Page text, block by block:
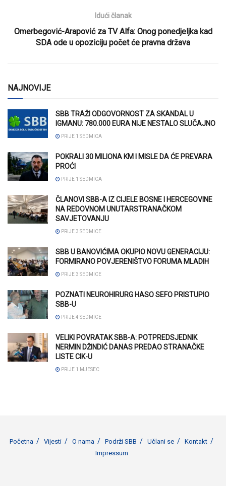
Idući članak
Omerbegović-Arapović za TV Alfa: Onog ponedjeljka kad
SDA ode u opoziciju počet će pravna država
NAJNOVIJE
SBB TRAŽI ODGOVORNOST ZA SKANDAL U
IGMANU: 780.000 EURA NIJE NESTALO SLUČAJNO
PRIJE 1 SEDMICA
POKRALI 30 MILIONA KM I MISLE DA ĆE PREVARA
PROĆI
PRIJE 1 SEDMICA
ČLANOVI SBB-A IZ CIJELE BOSNE I HERCEGOVINE
NA REDOVNOM UNUTARSTRANAČKOM
SAVJETOVANJU
PRIJE 3 SEDMICE
SBB U BANOVIĆIMA OKUPIO NOVU GENERACIJU:
FORMIRANO POVJERENIŠTVO FORUMA MLADIH
PRIJE 3 SEDMICE
POZNATI NEUROHIRURG HASO SEFO PRISTUPIO
SBB-U
PRIJE 4 SEDMICE
VELIKI POVRATAK SBB-A: POTPREDSJEDNIK
NERMIN DŽINDIĆ DANAS PREDAO STRANAČKE
LISTE CIK-U
PRIJE 1 MJESEC
Početna Vijesti O nama Podrži SBB Učlani se
Kontakt
Impressum